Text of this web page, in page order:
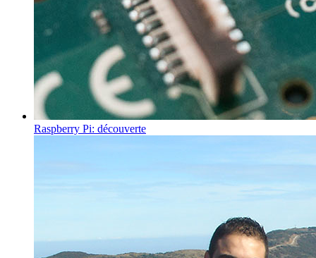
Raspberry Pi: découverte